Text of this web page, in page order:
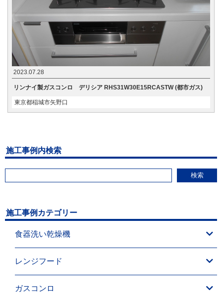
2023.07.28
リンナイ製ガスコンロ デリシア RHS31W30E15RCASTW (都市ガス)
東京都稲城市矢野口
施工事例内検索
検索
施工事例カテゴリー
食器洗い乾燥機
レンジフード
ガスコンロ